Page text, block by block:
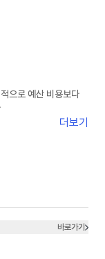
으로 예산 비용보다
더보기
바로가기